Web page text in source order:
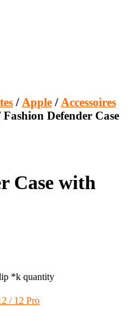
/ Apple / Accessoires
Fashion Defender Case
Case with
*k quantity
/ 12 Pro